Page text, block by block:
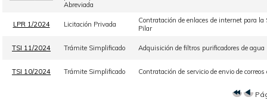
Abreviada
LPR 1/2024 Licitación Privada
Contratación de enlaces de internet para
Pilar
TSI 11/2024 Trámite Simplificado Adquisición de filtros purificadores de agua
TSI 10/2024 Trámite Simplificado Contratación de servicio de envio de